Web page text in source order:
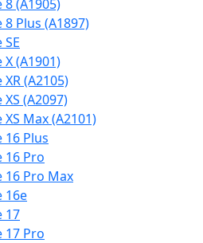
(A1905)
Plus (A1897)
(A1901)
(A2105)
(A2097)
Max (A2101)
16 Plus
16 Pro
16 Pro Max
16e
17
17 Pro